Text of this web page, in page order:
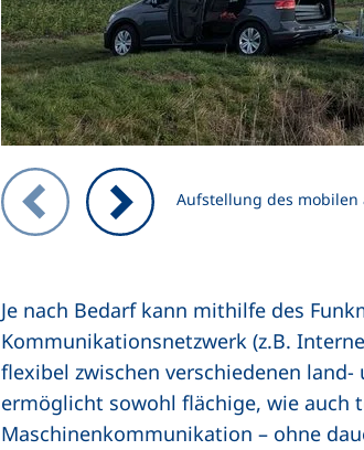
Aufstellung des mobilen
Zeigt Folie 1 von 3
Je nach Bedarf kann mithilfe des
Kommunikationsnetzwerk (z.B.
flexibel zwischen verschiedenen
ermöglicht sowohl flächige, wie auch
Maschinenkommunikation – ohne